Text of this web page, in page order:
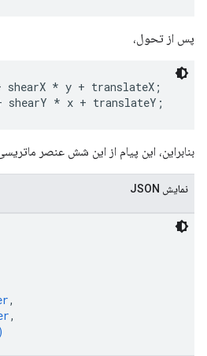
پس از تحول،
* y + translateX;
بنابراین، این پیام از این شش عنصر
نمایش JSON
,
,